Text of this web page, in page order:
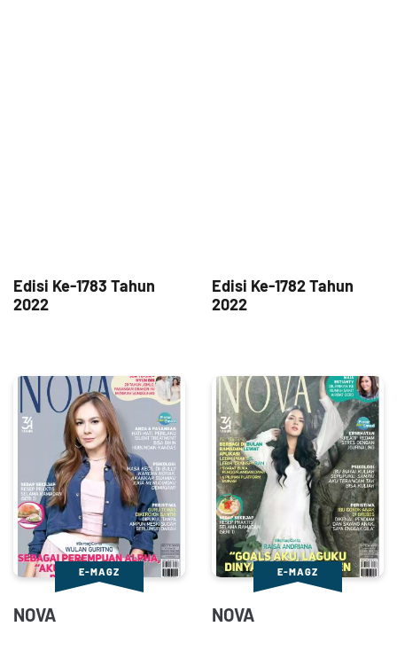
Edisi Ke-1783 Tahun
2022
Edisi Ke-1782 Tahun
2022
E-MAGZ
NOVA
E-MAGZ
NOVA